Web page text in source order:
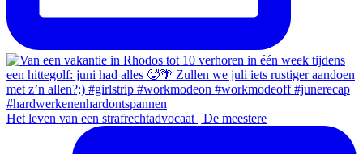
Het leven van een strafrechtadvocaat | De meestere